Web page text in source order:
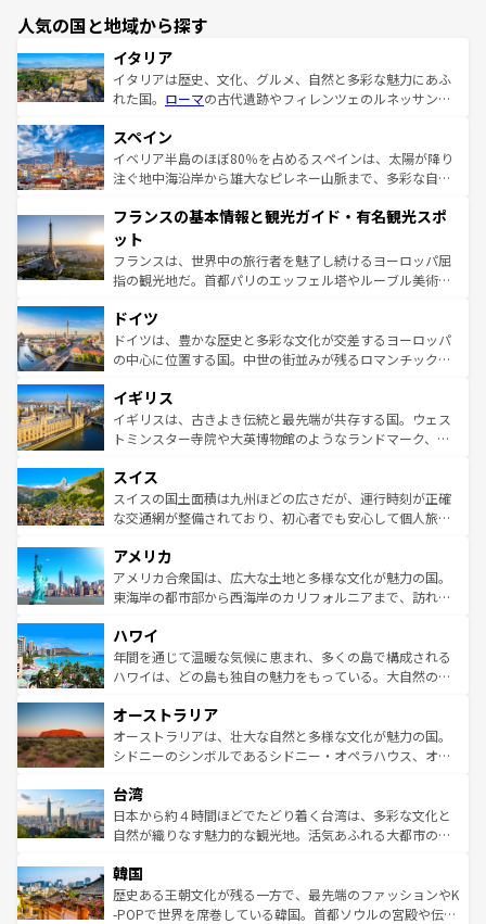
人気の国と地域から探す
イタリア
イタリアは歴史、文化、グルメ、自然と多彩な魅力にあふ
れた国。 ローマの古代遺跡やフィレンツェのルネッサンス
ろん、トスカーナの美しい田園風景やアマルフィ海岸の絶
景など、自然景観も見逃せない。観光の合間には、本場の
ピザやパスタなど、絶品のイタリア料理を堪能することも
ませてくれるイタリアで、忘れられない旅をしてみよう！
なお、新着のイタリア情報は
しい。
スペイン
イベリア半島のほぼ80％を占めるスペインは、太陽が降り
注ぐ地中海沿岸から雄大なピレネー山脈まで、多彩な自然
文化が根付くこの国では、情熱的なフラメンコ、熱気あふ
れる闘牛、そして美味しいタパスが生活の一部となってい
る。首都マドリードの洗練された雰囲気や、バルセロナの
アートに溢れた街角から、地方では古代ローマ遺跡や中世
せる。地方によって風土や気候が異なるスペインはその個
性で訪れる人を魅了する。 なお、新着のスペイン情報は コ
ンテンツ一覧を参照してほしい。
フランスの基本情報と観光ガイド・有名観光スポ
ット
フランスは、世界中の旅行者を魅了し続けるヨーロッパ屈
指の観光地だ。首都パリのエッフェル塔やルーブル美術館
で、幅広い魅力が詰まっている。華麗な宮殿、歴史的な大
聖堂、美しいビーチ、そして豊かな自然が、訪れる者を心
から魅了する。また、フランスは美食の国としても知ら
いる。シャンパンの発祥地であるランス、プロヴァンスの
香り高いラベンダー畑など、多彩な楽しみ方が可能だ。さ
らに、パリ以外の地域にも魅力が溢れており、どの街角に
れる地方に足を運ぶとそれぞれで全く異なる文化を体験で
きるだろう。 なお、新着のフランス情報はコンテンツ一覧
を参照してほしい。
ドイツ
ドイツは、豊かな歴史と多彩な文化が交差するヨーロッパ
の中心に位置する国。中世の街並みが残るロマンチック街
顔を持つこの国は、どこを歩いても飽きることがない。ベ
ルリンの文化的活気、バイエルン州のアルプスの絶景、そ
してライン川沿いのワイン畑といった風景は必見。ビール
は、お酒好きな人にはぜひ体験してほしい。 なお、新着の
ドイツ情報はコンテンツ一覧を参照してほしい。
イギリス
イギリスは、古きよき伝統と最先端が共存する国。ウェス
トミンスター寺院や大英博物館のようなランドマーク、歴
リアごとに異なる魅力がある。また、優雅なアフタヌーン
ティー、ビール好きにはたまらない英国パブ、サッカー観
戦など、本場だからこそできる体験も豊富。イギリスを旅
ンツ一覧を参照してほしい。
スイス
スイスの国土面積は九州ほどの広さだが、運行時刻が正確
な交通網が整備されており、初心者でも安心して個人旅行
の建物がそのまま残る町や、スイスならではのユニークな
博物館もあり、アルプス観光だけでなく町歩きも満喫する
ことができる。国民の所得が高いため物価も高いが、旅行
ば市内交通費無料で観光を楽しむこともできる。 なお、新
着のスイス情報はコンテンツ一覧 を参照してほしい。
アメリカ
アメリカ合衆国は、広大な土地と多様な文化が魅力の国。
東海岸の都市部から西海岸のカリフォルニアまで、訪れる
のような巨大都市は、観光、ショッピング、エンターテイ
ンメントが詰まった刺激的なスポットだ。一方、アメリカ
西部には大自然が広がり、グランドキャニオンやイエロー
部のニューオーリンズでは、音楽と美食が融合した独特の
文化が魅力。旅行者はアメリカの各地域で異なる魅力を楽
しみながら、その多様性と豊かな歴史を感じることができ
ならではの贅沢な旅のスタイルだ。 なお、新着のアメリカ
情報はコンテンツ一覧を参照してほしい。
ハワイ
年間を通じて温暖な気候に恵まれ、多くの島で構成される
ハワイは、どの島も独自の魅力をもっている。大自然の神
ワイ島は見逃せない。また、定番の観光地といえばオアフ
島だが、静かな自然を求めるならマウイ島やカウアイ島が
おすすめ。エメラルドグリーンに輝く海をはじめ、豊かな
れるおもてなしの心で訪れる人々を迎えてくれるハワイの
人々、おいしいローカルフードやハワイアンミュージッ
ク、伝統的なフラダンスなど、すべてがハワイの魅力を彩
ワイを、存分に味わってほしい。 なお、新着のハワイ情報
はコンテンツ一覧を参照してほしい。
オーストラリア
オーストラリアは、壮大な自然と多様な文化が魅力の国。
シドニーのシンボルであるシドニー・オペラハウス、オー
リアリーフや大陸中央部にそびえるウルル（エアーズロッ
ク）、タスマニアの美しい原生林やケアンズの熱帯雨林な
ど、見どころがたくさん。また、カフェやワイン、オージ
いる。アクティビティも充実しており、サーフィンやダイ
ビング、ハイキングなど、アウトドア好きにはたまらな
い。オーストラリアの多彩な魅力を存分に味わいつくそ
台湾
日本から約４時間ほどでたどり着く台湾は、多彩な文化と
自然が織りなす魅力的な観光地。活気あふれる大都市の台
ン）、静ひつな山岳地帯である台湾東部など、都市の喧騒
と山間の静けさが共存しており、訪れる人に新しい発見と
驚きをもたらしてくれる。また、奥深い台湾の食文化も魅
韓国
歴史ある王朝文化が残る一方で、最先端のファッションやK
-POPで世界を席巻している韓国。首都ソウルの宮殿や伝統